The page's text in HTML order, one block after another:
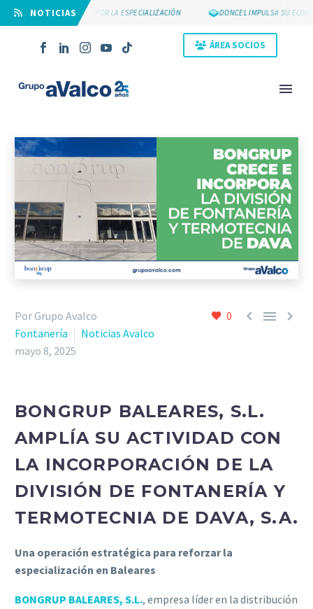
⠀NOTICIAS
SUYCAL 2000 APUESTA POR LA ESPECIALIZACIÓN DONCEL IMPULSA SU
ÁREA SOCIOS
0   
Por Grupo Avalco
Fontanería
Noticias Avalco
mayo 8, 2025
BONGRUP BALEARES, S.L.
AMPLÍA SU ACTIVIDAD CON
LA INCORPORACIÓN DE LA
DIVISIÓN DE FONTANERÍA Y
TERMOTECNIA DE DAVA, S.A.
Una operación estratégica para reforzar la
especialización en Baleares
BONGRUP BALEARES, S.L., empresa líder en la distribución